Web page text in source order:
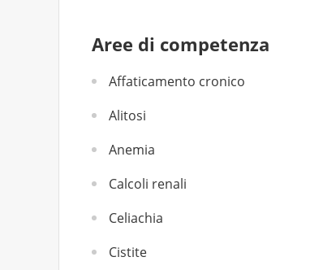
Aree di competenza
Affaticamento cronico
Alitosi
Anemia
Calcoli renali
Celiachia
Cistite